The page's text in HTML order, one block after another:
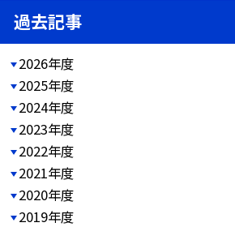
過去記事
2026年度
2025年度
2024年度
2023年度
2022年度
2021年度
2020年度
2019年度